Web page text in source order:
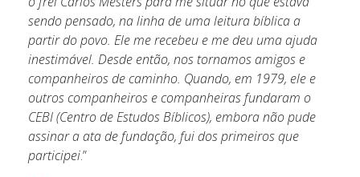
sendo pensado, na linha de uma leitura bíblica a
partir do povo. Ele me recebeu e me deu uma ajuda
inestimável. Desde então, nos tornamos amigos e
companheiros de caminho. Quando, em 1979, ele e
outros companheiros e companheiras fundaram o
CEBI (Centro de Estudos Bíblicos), embora não pude
assinar a ata de fundação, fui dos primeiros que
participei.”